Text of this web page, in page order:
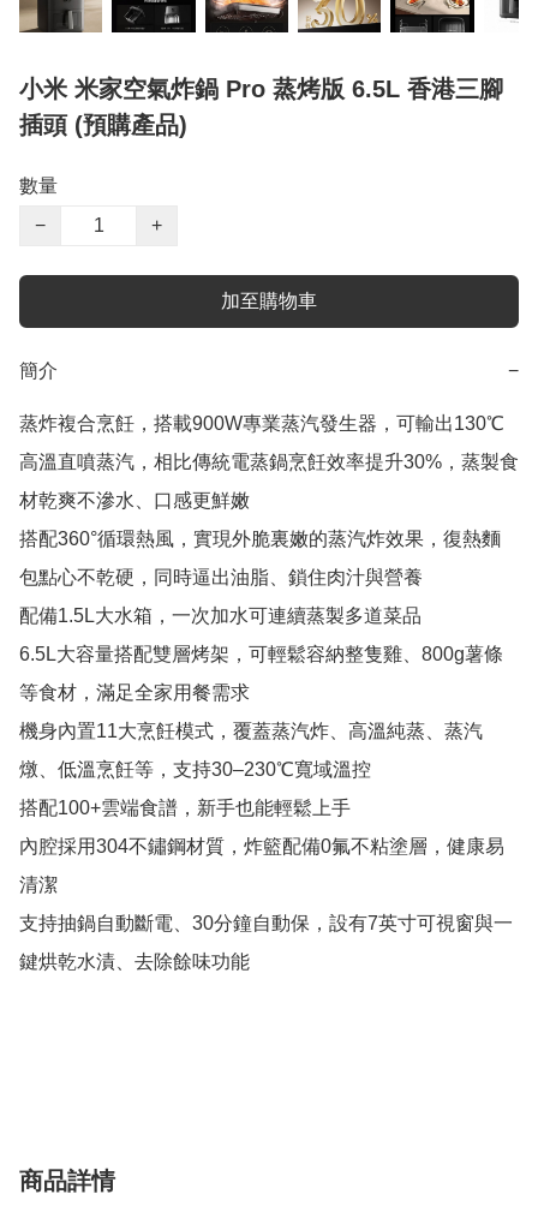
小米 米家空氣炸鍋 Pro 蒸烤版 6.5L 香港三腳
插頭 (預購產品)
數量
−
+
加至購物車
簡介 −
蒸炸複合烹飪，搭載900W專業蒸汽發生器，可輸出130℃
高溫直噴蒸汽，相比傳統電蒸鍋烹飪效率提升30%，蒸製食
材乾爽不滲水、口感更鮮嫩
搭配360°循環熱風，實現外脆裏嫩的蒸汽炸效果，復熱麵
包點心不乾硬，同時逼出油脂、鎖住肉汁與營養
配備1.5L大水箱，一次加水可連續蒸製多道菜品
6.5L大容量搭配雙層烤架，可輕鬆容納整隻雞、800g薯條
等食材，滿足全家用餐需求
機身內置11大烹飪模式，覆蓋蒸汽炸、高溫純蒸、蒸汽
燉、低溫烹飪等，支持30–230℃寬域溫控
搭配100+雲端食譜，新手也能輕鬆上手
內腔採用304不鏽鋼材質，炸籃配備0氟不粘塗層，健康易
清潔
支持抽鍋自動斷電、30分鐘自動保，設有7英寸可視窗與一
鍵烘乾水漬、去除餘味功能
商品詳情